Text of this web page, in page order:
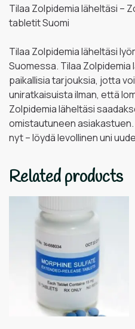
Tilaa Zolpidemia läheltäsi –
tabletit Suomi
Tilaa Zolpidemia läheltäsi
Suomessa. Tilaa Zolpidemia
paikallisia tarjouksia, jotta
uniratkaisuista ilman, että
Zolpidemia läheltäsi
omistautuneen
nyt – löydä levollinen uni
Related products